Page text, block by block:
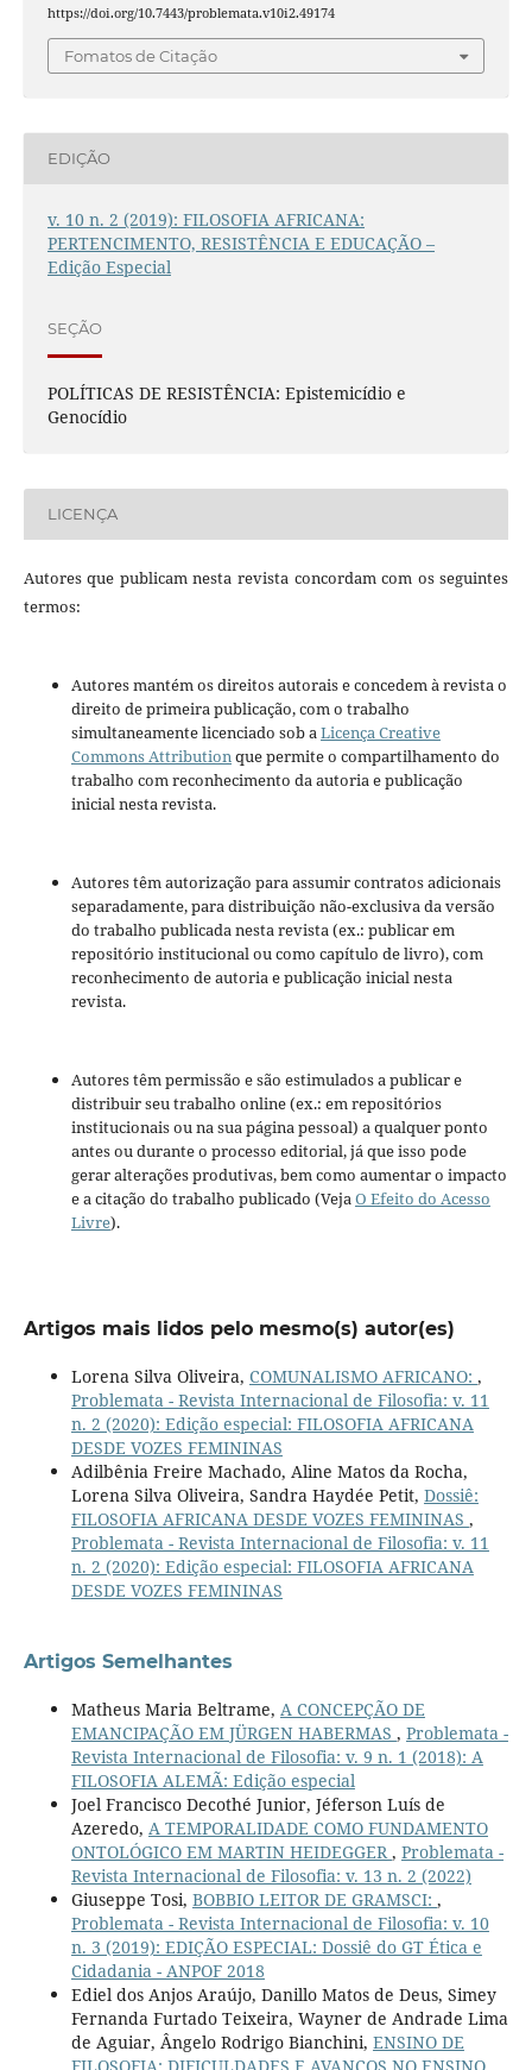
https://doi.org/10.7443/problemata.v10i2.49174
Fomatos de Citação
EDIÇÃO
v. 10 n. 2 (2019): FILOSOFIA AFRICANA:
PERTENCIMENTO, RESISTÊNCIA E EDUCAÇÃO –
Edição Especial
SEÇÃO
POLÍTICAS DE RESISTÊNCIA: Epistemicídio e
Genocídio
LICENÇA
Autores que publicam nesta revista concordam com os seguintes
termos:
Autores mantém os direitos autorais e concedem à revista o
direito de primeira publicação, com o trabalho
simultaneamente licenciado sob aLicença Creative
Commons Attributionque permite o compartilhamento do
trabalho com reconhecimento da autoria e publicação
inicial nesta revista.
Autores têm autorização para assumir contratos adicionais
separadamente, para distribuição não-exclusiva da versão
do trabalho publicada nesta revista (ex.: publicar em
repositório institucional ou como capítulo de livro), com
reconhecimento de autoria e publicação inicial nesta
revista.
Autores têm permissão e são estimulados a publicar e
distribuir seu trabalho online (ex.: em repositórios
institucionais ou na sua página pessoal) a qualquer ponto
antes ou durante o processo editorial, já que isso pode
gerar alterações produtivas, bem como aumentar o impacto
e a citação do trabalho publicado (VejaO Efeito do Acesso
Livre).
Artigos mais lidos pelo mesmo(s) autor(es)
Lorena Silva Oliveira, COMUNALISMO AFRICANO: ,
Problemata - Revista Internacional de Filosofia: v. 11
n. 2 (2020): Edição especial: FILOSOFIA AFRICANA
DESDE VOZES FEMININAS
Adilbênia Freire Machado, Aline Matos da Rocha,
Lorena Silva Oliveira, Sandra Haydée Petit, Dossiê:
FILOSOFIA AFRICANA DESDE VOZES FEMININAS ,
Problemata - Revista Internacional de Filosofia: v. 11
n. 2 (2020): Edição especial: FILOSOFIA AFRICANA
DESDE VOZES FEMININAS
Artigos Semelhantes
Matheus Maria Beltrame, A CONCEPÇÃO DE
EMANCIPAÇÃO EM JÜRGEN HABERMAS , Problemata -
Revista Internacional de Filosofia: v. 9 n. 1 (2018): A
FILOSOFIA ALEMÃ: Edição especial
Joel Francisco Decothé Junior, Jéferson Luís de
Azeredo, A TEMPORALIDADE COMO FUNDAMENTO
ONTOLÓGICO EM MARTIN HEIDEGGER, Problemata -
Revista Internacional de Filosofia: v. 13 n. 2 (2022)
Giuseppe Tosi, BOBBIO LEITOR DE GRAMSCI: ,
Problemata - Revista Internacional de Filosofia: v. 10
n. 3 (2019): EDIÇÃO ESPECIAL: Dossiê do GT Ética e
Cidadania - ANPOF 2018
Ediel dos Anjos Araújo, Danillo Matos de Deus, Simey
Fernanda Furtado Teixeira, Wayner de Andrade Lima
de Aguiar, Ângelo Rodrigo Bianchini, ENSINO DE